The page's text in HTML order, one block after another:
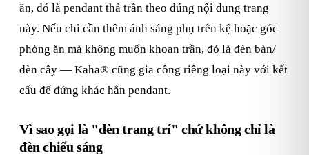
ăn, đó là pendant thả trần theo đúng nội dung trang
này. Nếu chỉ cần thêm ánh sáng phụ trên kệ hoặc góc
phòng ăn mà không muốn khoan trần, đó là đèn bàn/
đèn cây — Kaha® cũng gia công riêng loại này với kết
cấu đế đứng khác hẳn pendant.
Vì sao gọi là "đèn trang trí" chứ không chỉ là
đèn chiếu sáng